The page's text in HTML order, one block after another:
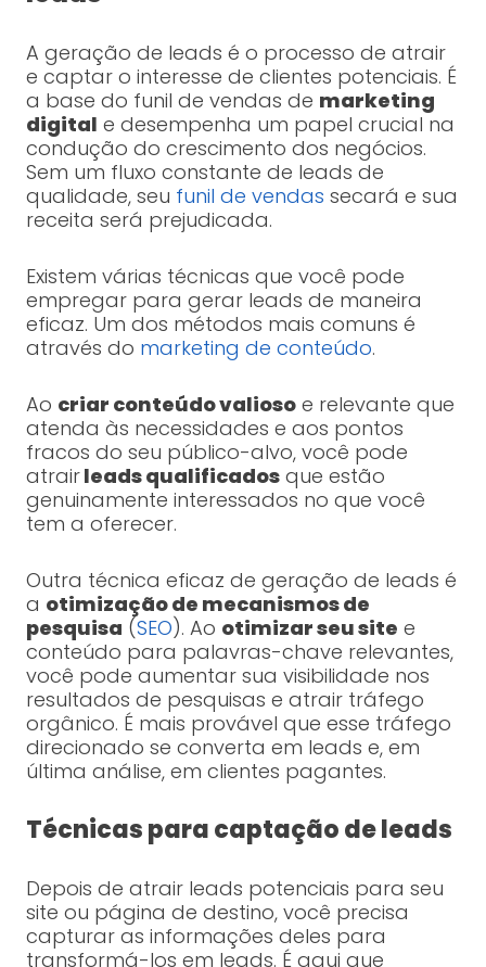
A geração de leads é o processo de atrair
e captar o interesse de clientes potenciais. É
a base do funil de vendas de marketing
digital e desempenha um papel crucial na
condução do crescimento dos negócios.
Sem um fluxo constante de leads de
qualidade, seu funil de vendas secará e sua
receita será prejudicada.
Existem várias técnicas que você pode
empregar para gerar leads de maneira
eficaz. Um dos métodos mais comuns é
através do marketing de conteúdo.
Ao criar conteúdo valiosoe relevante que
atenda às necessidades e aos pontos
fracos do seu público-alvo, você pode
atrairleads qualificadosque estão
genuinamente interessados ​​no que você
tem a oferecer.
Outra técnica eficaz de geração de leads é
a otimização de mecanismos de
pesquisa (SEO). Ao otimizar seu site e
conteúdo para palavras-chave relevantes,
você pode aumentar sua visibilidade nos
resultados de pesquisas e atrair tráfego
orgânico. É mais provável que esse tráfego
direcionado se converta em leads e, em
última análise, em clientes pagantes.
Técnicas para captação de leads
Depois de atrair leads potenciais para seu
site ou página de destino, você precisa
capturar as informações deles para
transformá-los em leads. É aqui que